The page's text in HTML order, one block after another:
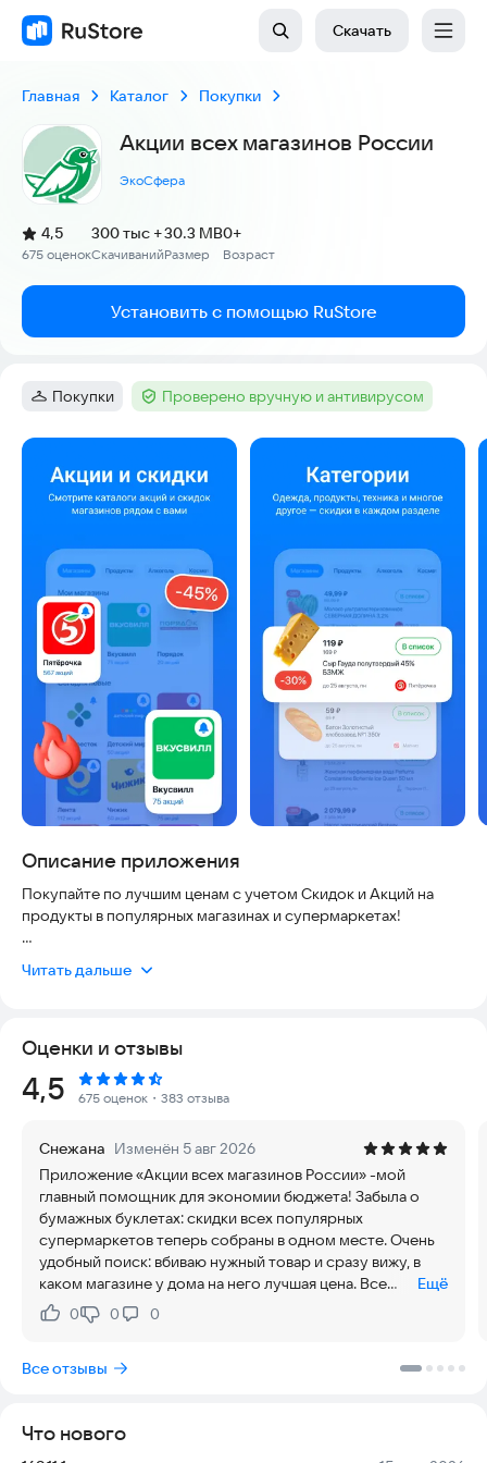
Скачать
Главная Каталог Покупки
Акции всех магазинов России
ЭкоСфера
Рейтинг:
4,5
(
675 оценок
)
Скачиваний
300 тыс +
Размер
30.3 MB
Возраст
0+
Установить с помощью RuStore
Категория:
Покупки Тег :Проверено вручную и антивирусом
Скриншоты
Описание приложения
Покупайте по лучшим ценам с учетом Скидок и Акций на
продукты в популярных магазинах и супермаркетах!
акции, спецпредложения и скидки от любимых магазинов.
🛍 Покупайте по лучшим ценам с учетом Скидок и Акций
продукты в популярных магазинах и супермаркетах!
акции, спецпредложения, промокоды, дисконты и скидки от
любимых магазинов. Больше не нужно искать выгоду
вручную – самые горячие предложения уже ждут вас!
Устанавливай приложение и получай промокоды, акции,
скидки, дисконты на продукты. Большой каталог товаров со
скидкой и доступной ценой для экономии на продуктах.
🔥 Что делает приложение?
✅ Акции и скидки – свежие предложения и дисконты из
ВкусВилла, Золотого Яблока, М.Видео и сотен других
✅ Сравнение цен – находите самые выгодные варианты в
Читать дальше
Оценки и отзывы
Рейтинг:
4,5 675 оценок ・383 отзыва
Снежана Изменён 5 авг 2026
Приложение «Акции всех магазинов России» -мой
главный помощник для экономии бюджета! Забыла о
бумажных буклетах: скидки всех популярных
супермаркетов теперь собраны в одном месте. Очень
удобный поиск: вбиваю нужный товар и сразу вижу, в
каком магазине у дома на него лучшая цена. Все
каталоги актуальные и обновляются вовремя. Нравится
функция создания списка покупок прямо из
месяц получается сэкономить приличную сумму.
Ещё
Нравится:
0Не нравится:
0 0
Все отзывы
Что нового